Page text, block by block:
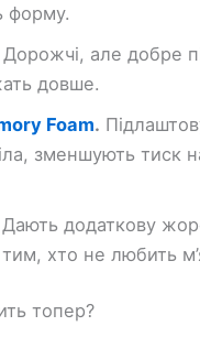
форму.
Дорожчі, але добре
довше.
Foam.
зменшують тиск
Дають додаткову
тим, хто не любить
топер?